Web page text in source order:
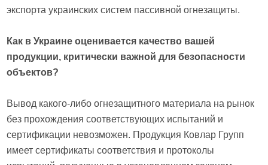
экспорта украинских систем пассивной огнезащиты.
Как в Украине оценивается качество вашей
продукции, критически важной для безопасности
объектов?
Вывод какого-либо огнезащитного материала на рынок
без прохождения соответствующих испытаний и
сертификации невозможен. Продукция Ковлар Групп
имеет сертификаты соответствия и протоколы